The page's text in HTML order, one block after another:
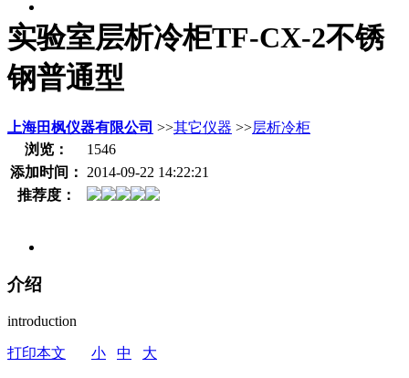
实验室层析冷柜TF-CX-2不锈
钢普通型
上海田枫仪器有限公司 >>其它仪器 >>层析冷柜
浏览：
1546
添加时间：
2014-09-22 14:22:21
推荐度：
介绍
introduction
打印本文 小 中 大